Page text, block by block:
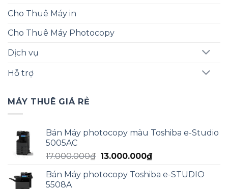
Cho Thuê Máy in
Cho Thuê Máy Photocopy
Dịch vụ
Hỗ trợ
MÁY THUÊ GIÁ RẺ
Bán Máy photocopy màu Toshiba e-Studio
5005AC
17.000.000₫ Giá
là:
13.000.000₫Giá
tại
Bán Máy photocopy Toshiba e-STUDIO
5508A